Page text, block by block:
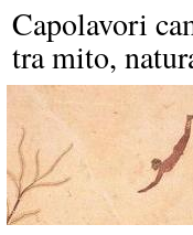
Capolavori
tra mito,